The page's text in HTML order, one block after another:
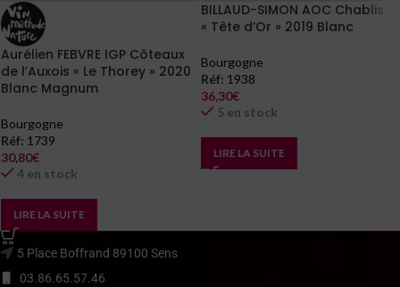
Aurélien FEBVRE IGP Côteaux
de l’Auxois « Le Thorey » 2020
Blanc Magnum
Bourgogne
Réf: 1739
30,80€
4 en stock
LIRE LA SUITE
BILLAUD-SIMON AOC Chablis
« Tête d’Or » 2019 Blanc
Bourgogne
Réf: 1938
36,30€
5 en stock
LIRE LA SUITE
5 Place Boffrand 89100 Sens
03.86.65.57.46